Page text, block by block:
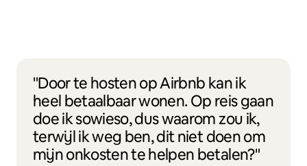
"Door te hosten op Airbnb kan ik
heel betaalbaar wonen. Op reis gaan
doe ik sowieso, dus waarom zou ik,
terwijl ik weg ben, dit niet doen om
mijn onkosten te helpen betalen?"